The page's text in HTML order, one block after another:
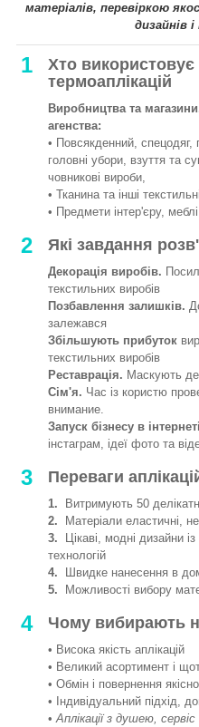
матеріалів, перевіркою
дизайнів
1
Хто
термоаплікацій
Виробництва та
агенства:
• Повсякденний, спецодяг,
головні убори, взуття та
човникові вироби,
• Тканина та інші
• Предмети інтер'єру,
2 Які завдання
Декорація виробів.
текстильних виробів
Позбавлення залишків.
залежався
Збільшують прибуток
текстильних виробів
Реставрація. Маскують
Сім'я. Час із користю
внимание.
Запуск бізнесу в
інстаграм, ідеї фото та
3 Переваги
1. Витримують 50
2. Матеріали еластичні,
3. Цікаві, модні дизайни
технологій
4. Швидке нанесення в
5. Можливості вибору
4 Чому вибирають
• Висока якість аплікацій
• Великий асортимент і
• Обмін і повернення
• Індивідуальний підхід,
•Аплікації з душею,